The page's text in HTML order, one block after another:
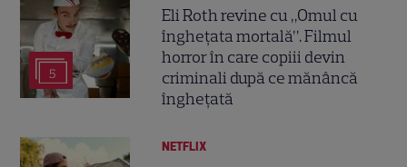
5
Eli Roth revine cu „Omul cu
înghețata mortală”. Filmul
horror în care copiii devin
criminali după ce mănâncă
înghețată
NETFLIX